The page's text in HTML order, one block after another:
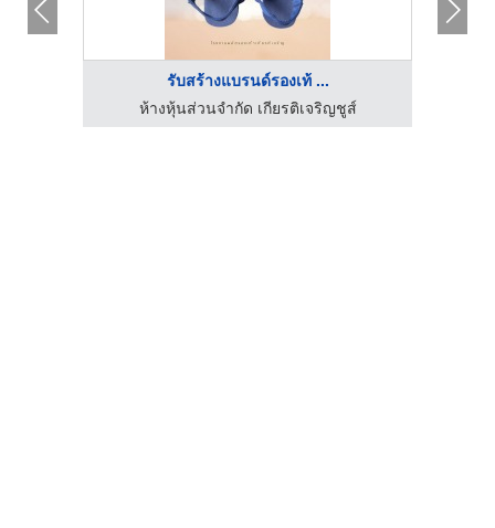
รับสร้างแบรนด์รองเท้ ...
ห้างหุ้นส่วนจำกัด เกียรติเจริญชูส์